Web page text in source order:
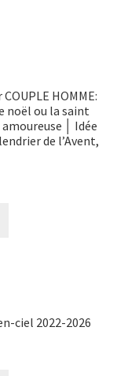
HOMME:
noël ou la saint
│ Idée
de l’Avent,
ciel 2022-2026